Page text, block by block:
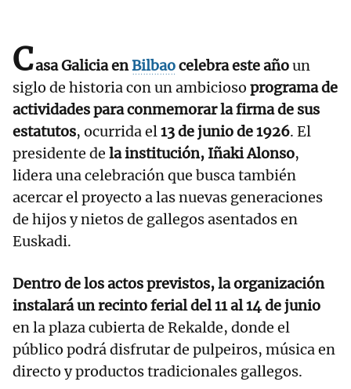
Casa Galicia enBilbaocelebra este añoun
siglo de historia con un ambicioso programa de
actividades para conmemorar la firma de sus
estatutos, ocurrida el13 de junio de 1926. El
presidente de la institución, Iñaki Alonso,
lidera una celebración que busca también
acercar el proyecto a las nuevas generaciones
de hijos y nietos de gallegos asentados en
Euskadi.
Dentro de los actos previstos, la organización
instalará un recinto ferial del 11 al 14 de junio
en la plaza cubierta de Rekalde, donde el
público podrá disfrutar de pulpeiros, música en
directo y productos tradicionales gallegos.